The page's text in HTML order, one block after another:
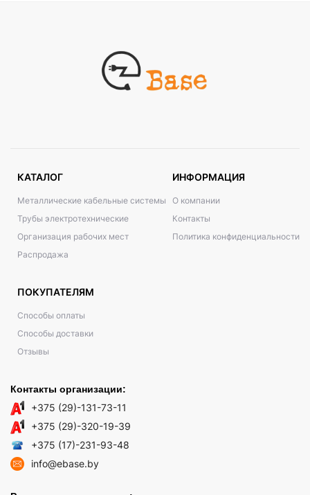
КАТАЛОГ
Металлические кабельные системы
Трубы электротехнические
Организация рабочих мест
Распродажа
ИНФОРМАЦИЯ
О компании
Контакты
Политика конфиденциальности
ПОКУПАТЕЛЯМ
Способы оплаты
Способы доставки
Отзывы
Контакты организации:
+375 (29)-131-73-11
+375 (29)-320-19-39
+375 (17)-231-93-48
info@ebase.by